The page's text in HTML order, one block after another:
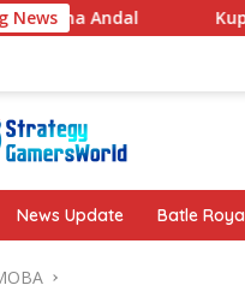
News Kupas Tuntas
News Update Batle